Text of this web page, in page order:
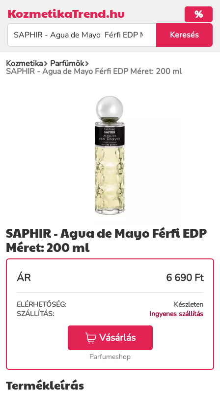
KozmetikaTrend.hu %
Kozmetika Parfümök
SAPHIR - Agua de Mayo Férfi EDP Méret: 200 ml
SAPHIR - Agua de Mayo Férfi EDP
Méret: 200 ml
ÁR 6 690 Ft
ELÉRHETŐSÉG:
Készleten
SZÁLLÍTÁS:
Ingyenes szállítás
Vásárlás
Parfumeshop
Termékleírás